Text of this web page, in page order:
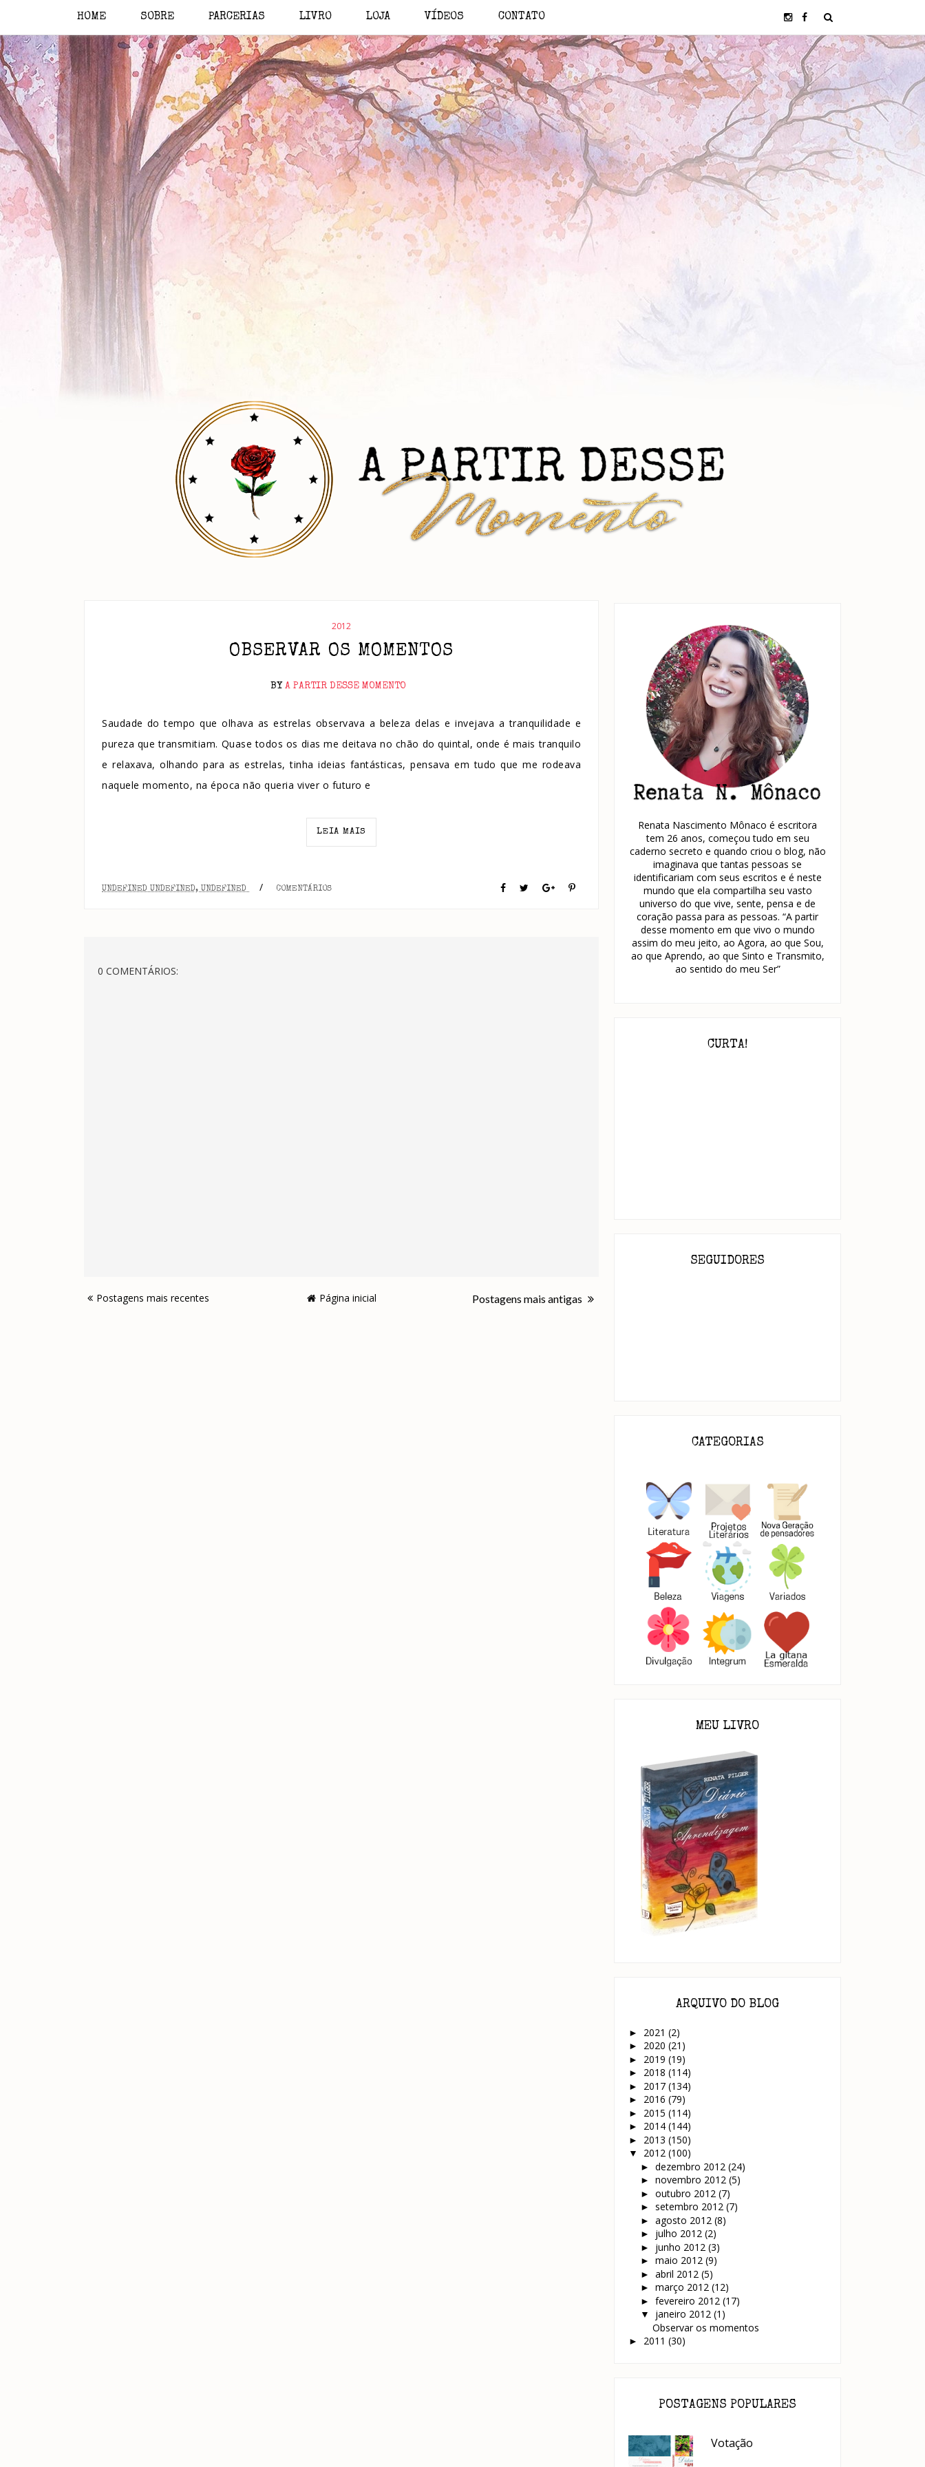
HOME SOBRE PARCERIAS LIVRO LOJA VÍDEOS CONTATO
2012
OBSERVAR OS MOMENTOS
BY A PARTIR DESSE MOMENTO
Saudade do tempo que olhava as estrelas observava a beleza delas e invejava a tranquilidade e
pureza que transmitiam. Quase todos os dias me deitava no chão do quintal, onde é mais tranquilo
e relaxava, olhando para as estrelas, tinha ideias fantásticas, pensava em tudo que me rodeava
naquele momento, na época não queria viver o futuro e
LEIA MAIS
UNDEFINED UNDEFINED, UNDEFINED / COMENTÁRIOS
0 COMENTÁRIOS:
Postagens mais recentes Postagens mais antigas
Página inicial
Renata Nascimento Mônaco é escritora
tem 26 anos, começou tudo em seu
caderno secreto e quando criou o blog, não
imaginava que tantas pessoas se
identificariam com seus escritos e é neste
mundo que ela compartilha seu vasto
universo do que vive, sente, pensa e de
coração passa para as pessoas. “A partir
desse momento em que vivo o mundo
assim do meu jeito, ao Agora, ao que Sou,
ao que Aprendo, ao que Sinto e Transmito,
ao sentido do meu Ser”
CURTA!
SEGUIDORES
CATEGORIAS
MEU LIVRO
ARQUIVO DO BLOG
► 2021 (2)
► 2020 (21)
► 2019 (19)
► 2018 (114)
► 2017 (134)
► 2016 (79)
► 2015 (114)
► 2014 (144)
► 2013 (150)
▼ 2012 (100)
► dezembro 2012 (24)
► novembro 2012 (5)
► outubro 2012 (7)
► setembro 2012 (7)
► agosto 2012 (8)
► julho 2012 (2)
► junho 2012 (3)
► maio 2012 (9)
► abril 2012 (5)
► março 2012 (12)
► fevereiro 2012 (17)
▼ janeiro 2012 (1)
Observar os momentos
► 2011 (30)
POSTAGENS POPULARES
Votação